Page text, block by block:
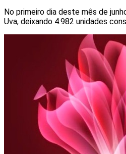
No primeiro dia deste mês de
Uva, deixando 4.982 unidades